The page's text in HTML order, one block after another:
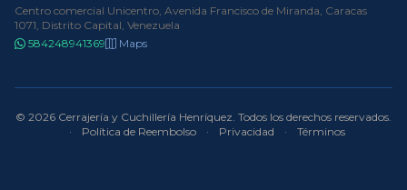
Centro comercial Unicentro, Avenida Francisco de Miranda, Caracas
1071, Distrito Capital, Venezuela
584248941369
Maps
© 2026 Cerrajería y Cuchillería Henríquez. Todos los derechos reservados.
·
Política de Reembolso · Privacidad · Términos